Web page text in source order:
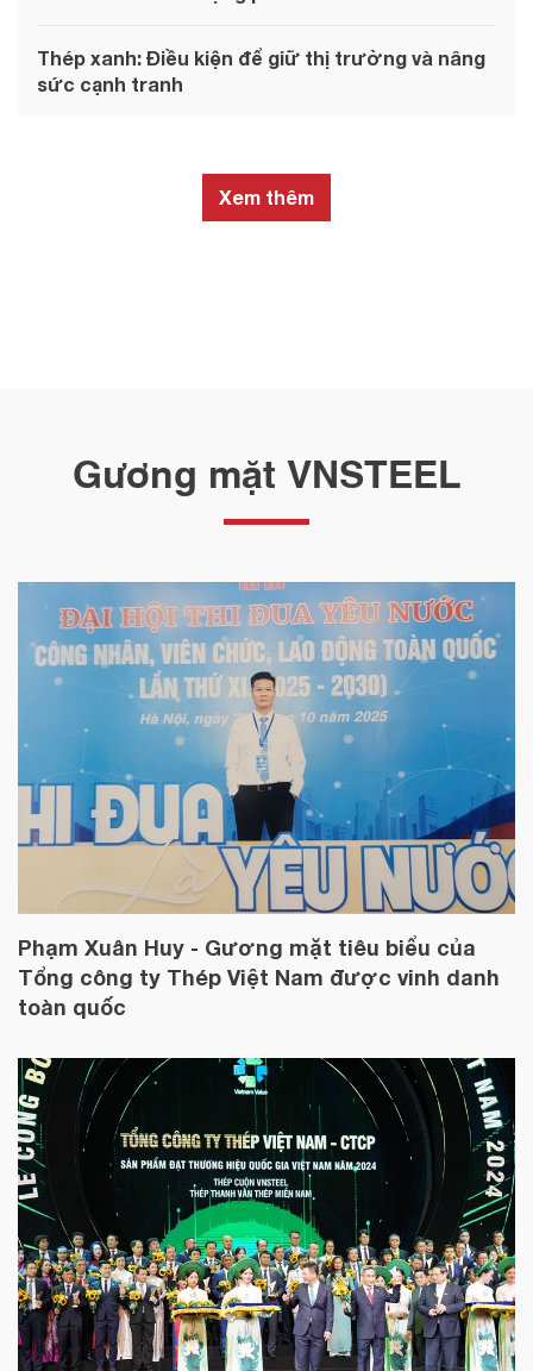
trao quà cho các gia đình chính sách, hộ nghèo, hộ
cận nghèo, người cao tuổi và các hộ có hoàn cảnh
khó khăn trên địa bàn. Đây là hoạt động an sinh xã hội
Thép xanh: Điều kiện để giữ thị trường và nâng
sức cạnh tranh
Xem thêm
Gương mặt VNSTEEL
Phạm Xuân Huy - Gương mặt tiêu biểu của
Tổng công ty Thép Việt Nam được vinh danh
toàn quốc